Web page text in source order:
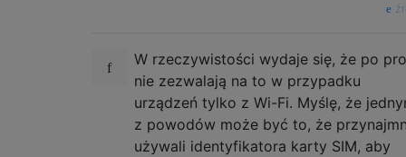
W rzeczywistości wydaje się, że po
nie zezwalają na to w przypadku
urządzeń tylko z Wi-Fi. Myślę, że
z powodów może być to, że
używali identyfikatora karty SIM, aby